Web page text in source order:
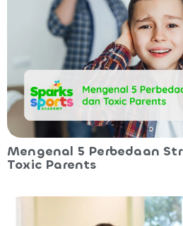
Mengenal 5 Perbedaan
Toxic Parents